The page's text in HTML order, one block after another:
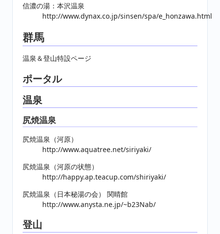
信濃の湯：本沢温泉
http://www.dynax.co.jp/sinsen/spa/e_honzawa.html
群馬
温泉＆登山特設ページ
ポータル
温泉
尻焼温泉
尻焼温泉（河原）
http://www.aquatree.net/siriyaki/
尻焼温泉（河原の状態）
http://happy.ap.teacup.com/shiriyaki/
尻焼温泉（日本秘湯の会） 関晴館
http://www.anysta.ne.jp/~b23Nab/
登山